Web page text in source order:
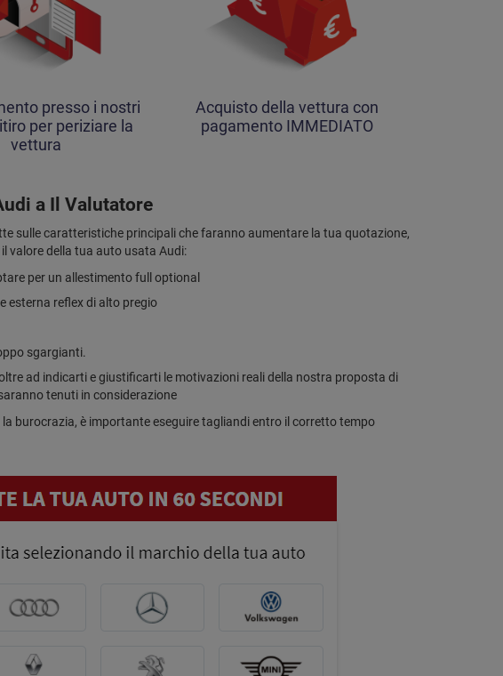
presso i nostri
per periziare la
vettura
Acquisto della vettura con
pagamento IMMEDIATO
a Il Valutatore
sulle caratteristiche principali che faranno aumentare la tua quotazione,
valore della tua auto usata Audi:
per un allestimento full optional
esterna reflex di alto pregio
sgargianti.
ad indicarti e giustificarti le motivazioni reali della nostra proposta di
tenuti in considerazione
burocrazia, è importante eseguire tagliandi entro il corretto tempo